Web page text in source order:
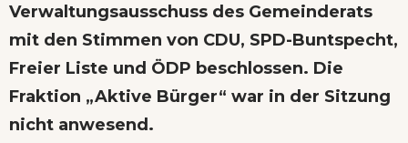
Verwaltungsausschuss des Gemeinderats
mit den Stimmen von CDU, SPD-Buntspecht,
Freier Liste und ÖDP beschlossen. Die
Fraktion „Aktive Bürger“ war in der Sitzung
nicht anwesend.